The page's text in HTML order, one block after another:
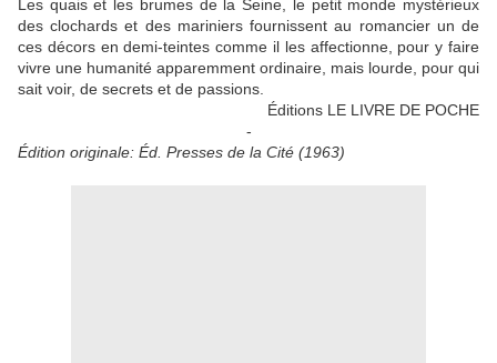
Les quais et les brumes de la Seine, le petit monde mystérieux
des clochards et des mariniers fournissent au romancier un de
ces décors en demi-teintes comme il les affectionne, pour y faire
vivre une humanité apparemment ordinaire, mais lourde, pour qui
sait voir, de secrets et de passions.
Éditions LE LIVRE DE POCHE
-
Édition originale: Éd. Presses de la Cité (1963)